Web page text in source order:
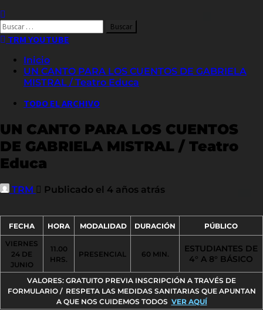
Buscar
por:TRM YOUTUBE
Inicio
UN CANTO PARA LOS CUENTOS DE GABRIELA
MISTRAL / Teatro Educa
TODO EL ARCHIVO
UN CANTO PARA LOS CUENTOS
DE GABRIELA MISTRAL / Teatro
Educa
TRM Publicado el 4 años atrás
FECHA HORA MODALIDAD DURACIÓN
PÚBLICO
VIERNES
24 DE
JUNIO
11.00
HRS.
PRESENCIAL 60 MIN.
ESTUDIANTES DE
4° A 8° BÁSICO
VALORES: GRATUITO PREVIA INSCRIPCIÓN A TRAVÉS DE
FORMULARIO / RESPETA LAS MEDIDAS SANITARIAS QUE APUNTAN
A QUE NOS CUIDEMOS TODOS VER AQUÍ